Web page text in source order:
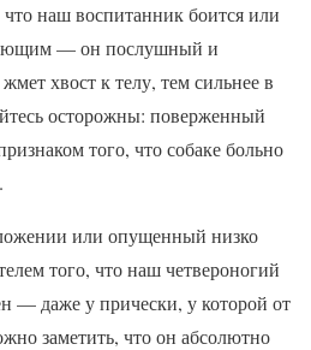
что наш воспитанник боится или
— он послушный и
хвост к телу, тем сильнее в
осторожны: поверженный
того, что собаке больно
или опущенный низко
того, что наш четвероногий
— даже у прически, у которой от
заметить, что он абсолютно